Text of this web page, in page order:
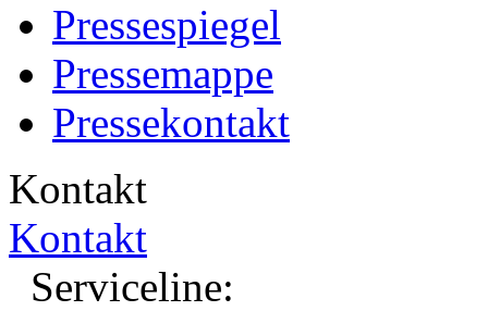
Pressespiegel
Pressemappe
Pressekontakt
Kontakt
Kontakt
Serviceline: